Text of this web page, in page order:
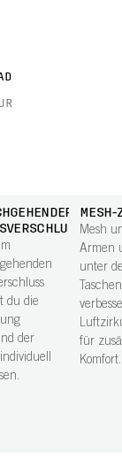
du die
der
MESH-
Mesh
Armen
unter
Taschen
für
Komfort.